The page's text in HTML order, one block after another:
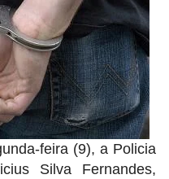
feira (9), a Policia
Silva Fernandes,